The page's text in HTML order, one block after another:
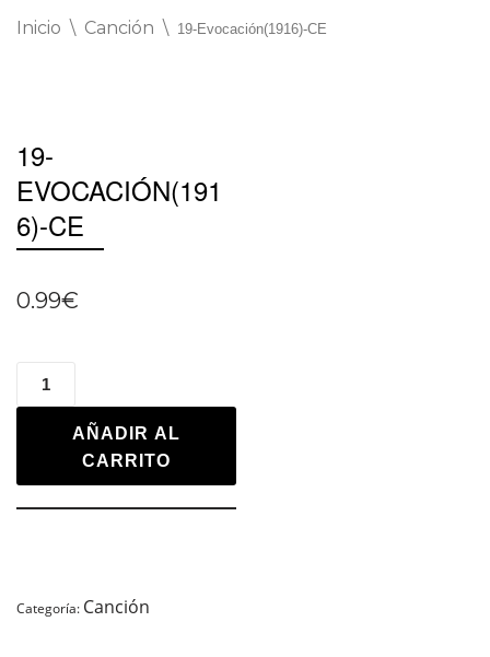
Inicio \ Canción \ 19-Evocación(1916)-CE
19-
EVOCACIÓN(191
6)-CE
0.99€
AÑADIR AL
CARRITO
Categoría: Canción